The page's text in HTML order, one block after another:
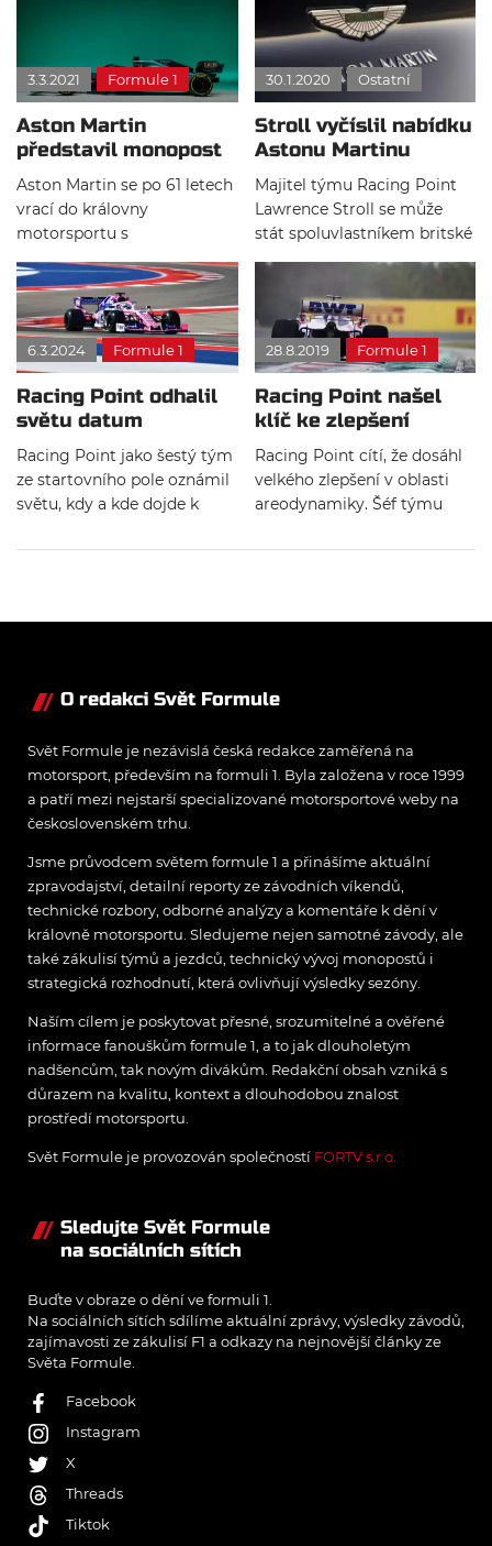
od pravdy. Naopak do týmu
aktivně přispívá.
sezóne 2022. Zelený tím tak
formálne potvrdil to, čo sa
predpokladalo.
3.3.2021 Formule 1
Aston Martin
představil monopost
AMR21 pro letošní rok
Aston Martin se po 61 letech
vrací do královny
motorsportu s
monopostem
pojmenovaným AMR 21. Za
tým bude závodit
čtyřnásobný mistr světa
Sebastian Vettel a Lance
Stroll.
30.1.2020 Ostatní
Stroll vyčíslil nabídku
Astonu Martinu
Majitel týmu Racing Point
Lawrence Stroll se může
stát spoluvlastníkem britské
automobilky Aston Martin,
nabídka odpovídat
představám vedení značky.
O zprávě informoval deník
Financial Times.
6.3.2024 Formule 1
Racing Point odhalil
světu datum
představení vozu
Racing Point jako šestý tým
ze startovního pole oznámil
světu, kdy a kde dojde k
pro nadcházející sezónu.
28.8.2019 Formule 1
Racing Point našel
klíč ke zlepšení
Racing Point cítí, že dosáhl
velkého zlepšení v oblasti
areodynamiky. Šéf týmu
bodovat již v každém
O redakci Svět Formule
Svět Formule je nezávislá česká redakce zaměřená na
motorsport, především na formuli 1. Byla založena v roce 1999
a patří mezi nejstarší specializované motorsportové weby na
československém trhu.
Jsme průvodcem světem formule 1 a přinášíme aktuální
zpravodajství, detailní reporty ze závodních víkendů,
technické rozbory, odborné analýzy a komentáře k dění v
královně motorsportu. Sledujeme nejen samotné závody, ale
také zákulisí týmů a jezdců, technický vývoj monopostů i
strategická rozhodnutí, která ovlivňují výsledky sezóny.
Naším cílem je poskytovat přesné, srozumitelné a ověřené
informace fanouškům formule 1, a to jak dlouholetým
nadšencům, tak novým divákům. Redakční obsah vzniká s
důrazem na kvalitu, kontext a dlouhodobou znalost
prostředí motorsportu.
Svět Formule je provozován společností FORTV s.r.o.
Sledujte Svět Formule
na sociálních sítích
Buďte v obraze o dění ve formuli 1.
Na sociálních sítích sdílíme aktuální zprávy, výsledky závodů,
zajímavosti ze zákulisí F1 a odkazy na nejnovější články ze
Světa Formule.
Facebook
Instagram
X
Threads
Tiktok